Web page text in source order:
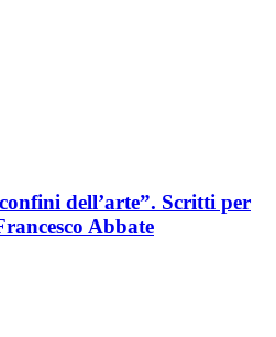
dell’arte”. Scritti per
Abbate